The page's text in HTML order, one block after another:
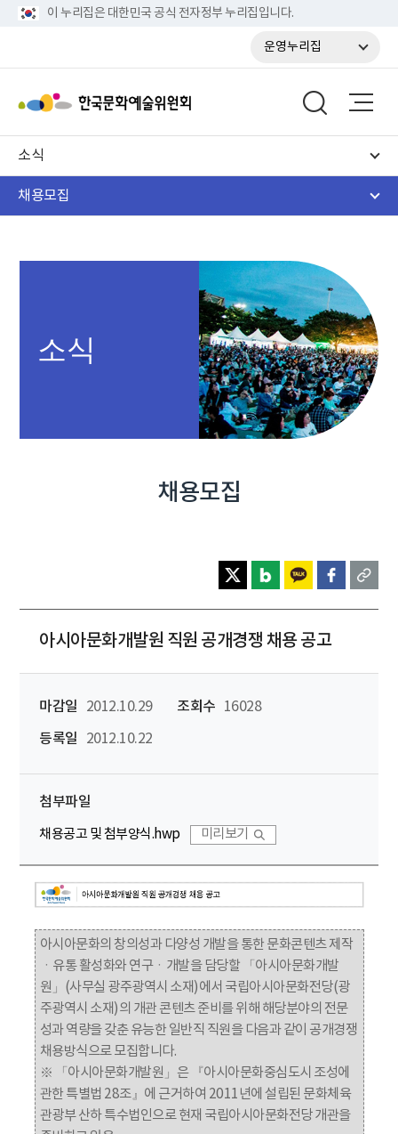
이 누리집은 대한민국 공식 전자정부 누리집입니다.
운영누리집
소식
채용모집
소식
채용모집
아시아문화개발원 직원 공개경쟁 채용 공고
마감일 2012.10.29 조회수
16028
등록일
2012.10.22
첨부파일
채용공고 및 첨부양식.hwp 미리보기
아시아문화의 창의성과 다양성 개발을 통한 문화콘텐츠 제작
ㆍ유통 활성화와 연구ㆍ개발을 담당할 「아시아문화개발
원」(사무실 광주광역시 소재)에서 국립아시아문화전당(광
주광역시 소재)의 개관 콘텐츠 준비를 위해 해당분야의 전문
성과 역량을 갖춘 유능한 일반직 직원을 다음과 같이 공개경쟁
채용방식으로 모집합니다.
※ 「아시아문화개발원」은 『아시아문화중심도시 조성에
관한 특별법 28조』에 근거하여 2011년에 설립된 문화체육
관광부 산하 특수법인으로 현재 국립아시아문화전당 개관을